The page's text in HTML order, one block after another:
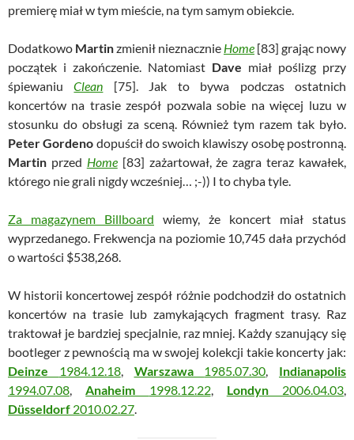
premierę miał w tym mieście, na tym samym obiekcie.
Dodatkowo Martinzmienił nieznacznie Home [83] grając nowy
początek i zakończenie. Natomiast Dave miał poślizg przy
śpiewaniuClean [75]. Jak to bywa podczas ostatnich
koncertów na trasie zespół pozwala sobie na więcej luzu w
stosunku do obsługi za sceną. Również tym razem tak było.
Peter Gordeno dopuścił do swoich klawiszy osobę postronną.
Martin przed Home[83] zażartował, że zagra teraz kawałek,
którego nie grali nigdy wcześniej… ;-)) I to chyba tyle.
Za magazynem Billboard wiemy, że koncert miał status
wyprzedanego. Frekwencja na poziomie 10,745 dała przychód
o wartości $538,268.
W historii koncertowej zespół różnie podchodził do ostatnich
koncertów na trasie lub zamykających fragment trasy. Raz
traktował je bardziej specjalnie, raz mniej. Każdy szanujący się
bootleger z pewnością ma w swojej kolekcji takie koncerty jak:
Deinze 1984.12.18, Warszawa 1985.07.30, Indianapolis
1994.07.08,Anaheim 1998.12.22, Londyn 2006.04.03,
Düsseldorf 2010.02.27.